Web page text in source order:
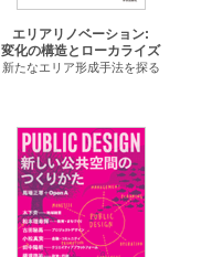
エリアリノベーション:
変化の構造とローカライズ
新たなエリア形成手法を探る